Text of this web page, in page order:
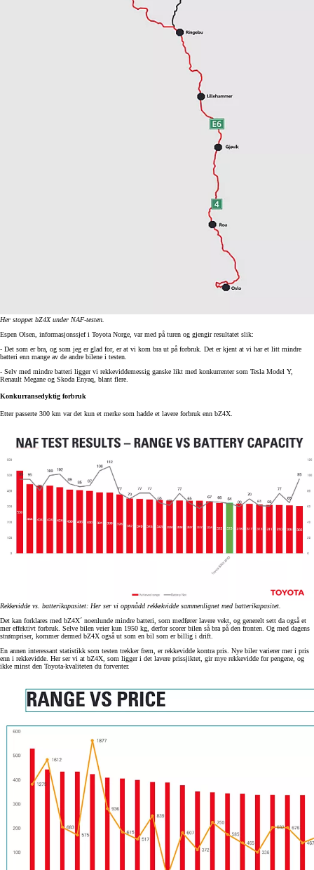
Her stoppet bZ4X under NAF-testen.
Espen Olsen, informasjonssjef i Toyota Norge, var med på turen og gjengir resultatet slik:
- Det som er bra, og som jeg er glad for, er at vi kom bra ut på forbruk. Det er kjent at vi har et litt mindre
batteri enn mange av de andre bilene i testen.
- Selv med mindre batteri ligger vi rekkeviddemessig ganske likt med konkurrenter som Tesla Model Y,
Renault Megane og Skoda Enyaq, blant flere.
Konkurransedyktig forbruk
Etter passerte 300 km var det kun et merke som hadde et lavere forbruk enn bZ4X.
Rekkevidde vs. batterikapasitet: Her ser vi oppnådd rekkekvidde sammenlignet med batterikapasitet.
Det kan forklares med bZ4X´ noenlunde mindre batteri, som medfører lavere vekt, og generelt sett da også et
mer effektivt forbruk. Selve bilen veier kun 1950 kg, derfor scorer bilen så bra på den fronten. Og med dagens
strømpriser, kommer dermed bZ4X også ut som en bil som er billig i drift.
En annen interessant statistikk som testen trekker frem, er rekkevidde kontra pris. Nye biler varierer mer i pris
enn i rekkevidde. Her ser vi at bZ4X, som ligger i det lavere prissjiktet, gir mye rekkevidde for pengene, og
ikke minst den Toyota-kvaliteten du forventer.